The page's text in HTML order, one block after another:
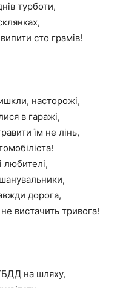
турботи,
сто грамів!
насторожі,
в гаражі,
їм не лінь,
любителі,
дорога,
вистачить тривога!
на шляху,